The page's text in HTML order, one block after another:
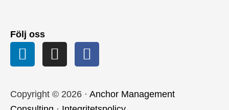
Följ oss
Copyright © 2026 · Anchor Management